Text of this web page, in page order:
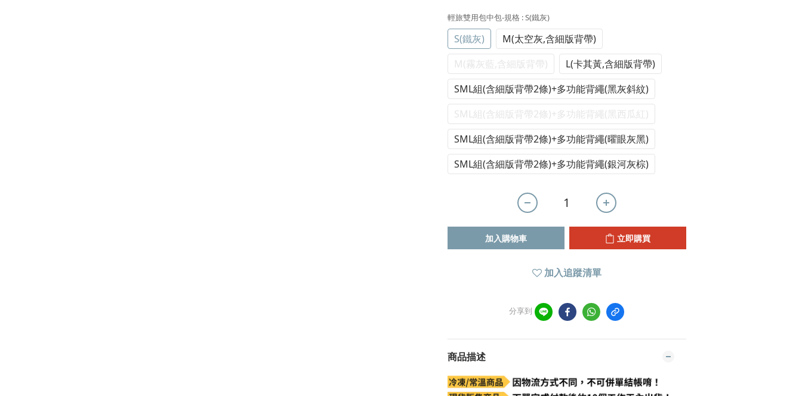
輕旅雙用包中包-規格 : S(鐵灰)
S(鐵灰)
M(太空灰,含細版背帶)
M(霧灰藍,含細版背帶)
L(卡其黃,含細版背帶)
SML組(含細版背帶2條)+多功能背繩(黑灰斜紋)
SML組(含細版背帶2條)+多功能背繩(黑西瓜紅)
SML組(含細版背帶2條)+多功能背繩(曜眼灰黑)
SML組(含細版背帶2條)+多功能背繩(銀河灰棕)
加入購物車 立即購買
加入追蹤清單
分享到
商品描述